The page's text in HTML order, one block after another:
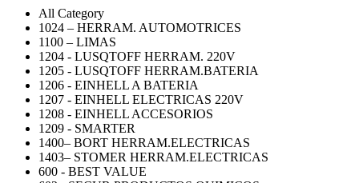
All Category
1024 – HERRAM. AUTOMOTRICES
1100 – LIMAS
1204 - LUSQTOFF HERRAM. 220V
1205 - LUSQTOFF HERRAM.BATERIA
1206 - EINHELL A BATERIA
1207 - EINHELL ELECTRICAS 220V
1208 - EINHELL ACCESORIOS
1209 - SMARTER
1400– BORT HERRAM.ELECTRICAS
1403– STOMER HERRAM.ELECTRICAS
600 - BEST VALUE